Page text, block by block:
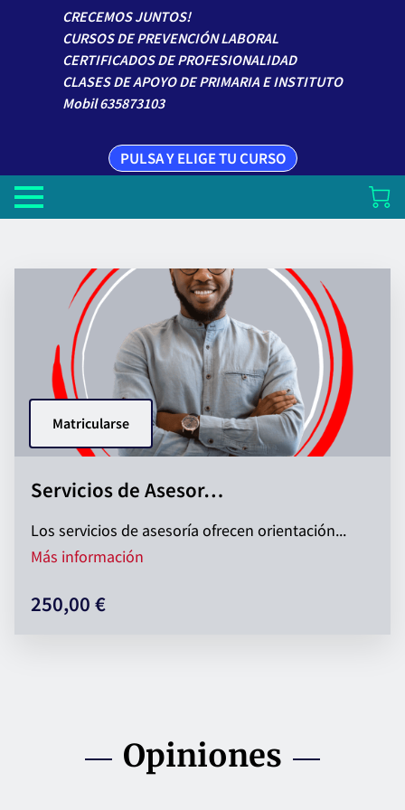
CRECEMOS JUNTOS!
CURSOS DE PREVENCIÓN LABORAL
CERTIFICADOS DE PROFESIONALIDAD
CLASES DE APOYO DE PRIMARIA E INSTITUTO
Mobil 635873103
PULSA Y ELIGE TU CURSO
Matricularse
Servicios de Asesor…
Los servicios de asesoría ofrecen orientación...
Más información
250,00 €
Opiniones